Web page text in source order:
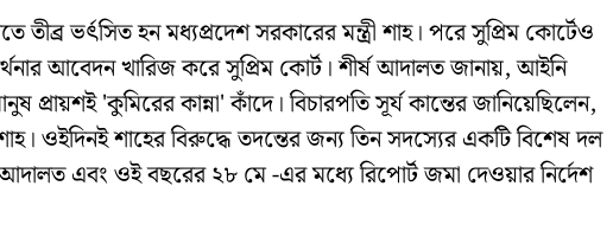
ভর্ৎসিত হন মধ্যপ্রদেশ সরকারের মন্ত্রী শাহ। পরে সুপ্রিম কোর্টেও
আবেদন খারিজ করে সুপ্রিম কোর্ট। শীর্ষ আদালত জানায়, আইনি
প্রায়শই 'কুমিরের কান্না' কাঁদে। বিচারপতি সূর্য কান্তের জানিয়েছিলেন,
ওইদিনই শাহের বিরুদ্ধে তদন্তের জন্য তিন সদস্যের একটি বিশেষ দল
এবং ওই বছরের ২৮ মে -এর মধ্যে রিপোর্ট জমা দেওয়ার নির্দেশ